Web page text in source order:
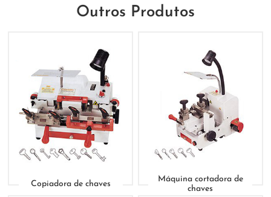
Outros Produtos
Copiadora de chaves
Máquina cortadora de
chaves